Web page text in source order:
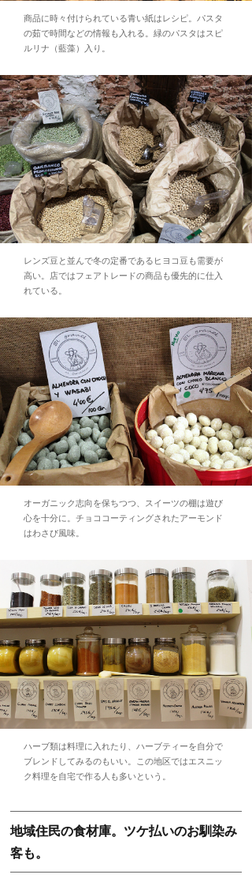
商品に時々付けられている青い紙はレシピ。パスタ
の茹で時間などの情報も入れる。緑のパスタはスピ
ルリナ（藍藻）入り。
レンズ豆と並んで冬の定番であるヒヨコ豆も需要が
高い。店ではフェアトレードの商品も優先的に仕入
れている。
オーガニック志向を保ちつつ、スイーツの棚は遊び
心を十分に。チョココーティングされたアーモンド
はわさび風味。
ハーブ類は料理に入れたり、ハーブティーを自分で
ブレンドしてみるのもいい。この地区ではエスニッ
ク料理を自宅で作る人も多いという。
地域住民の食材庫。ツケ払いのお馴染み
客も。